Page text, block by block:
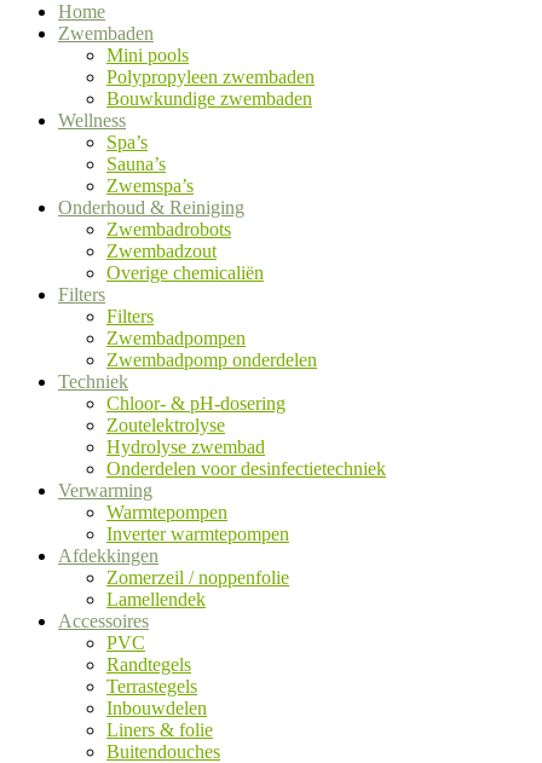
Home
Zwembaden
Mini pools
Polypropyleen zwembaden
Bouwkundige zwembaden
Wellness
Spa’s
Sauna’s
Zwemspa’s
Onderhoud & Reiniging
Zwembadrobots
Zwembadzout
Overige chemicaliën
Filters
Filters
Zwembadpompen
Zwembadpomp onderdelen
Techniek
Chloor- & pH-dosering
Zoutelektrolyse
Hydrolyse zwembad
Onderdelen voor desinfectietechniek
Verwarming
Warmtepompen
Inverter warmtepompen
Afdekkingen
Zomerzeil / noppenfolie
Lamellendek
Accessoires
PVC
Randtegels
Terrastegels
Inbouwdelen
Liners & folie
Buitendouches